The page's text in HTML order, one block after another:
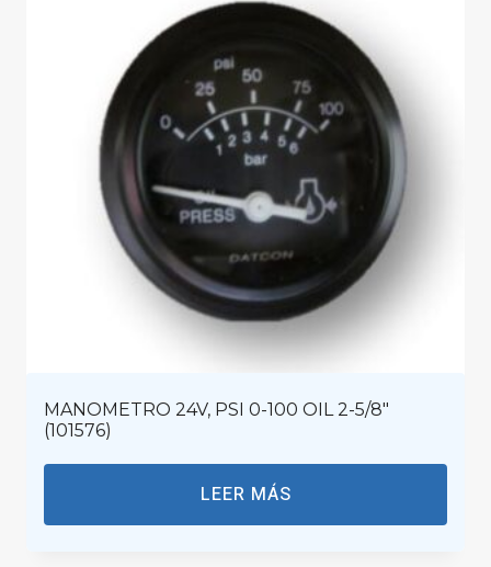
MANOMETRO 24V, PSI 0-100 OIL 2-5/8″
(101576)
LEER MÁS